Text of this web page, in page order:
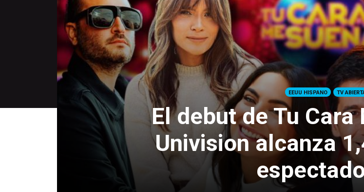
EEUU HISPANO TV
El debut de Tu Cara
Univision alcanza